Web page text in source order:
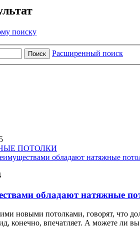
поиску
Поиск
Расширенный поиск
ПОТОЛКИ
обладают натяжные
обладают натяжные
новыми потолками, говорят, что
конечно, впечатляет. А можете ли